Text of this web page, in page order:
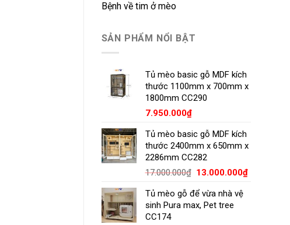
Bệnh về tim ở mèo
SẢN PHẨM NỔI BẬT
Tủ mèo basic gỗ MDF kích
thước 1100mm x 700mm x
1800mm CC290
7.950.000₫
Tủ mèo basic gỗ MDF kích
thước 2400mm x 650mm x
2286mm CC282
17.000.000₫ Giá
là:
17.000.000₫.
13.000.000₫Giá
Tủ mèo gỗ để vừa nhà vệ
sinh Pura max, Pet tree
CC174